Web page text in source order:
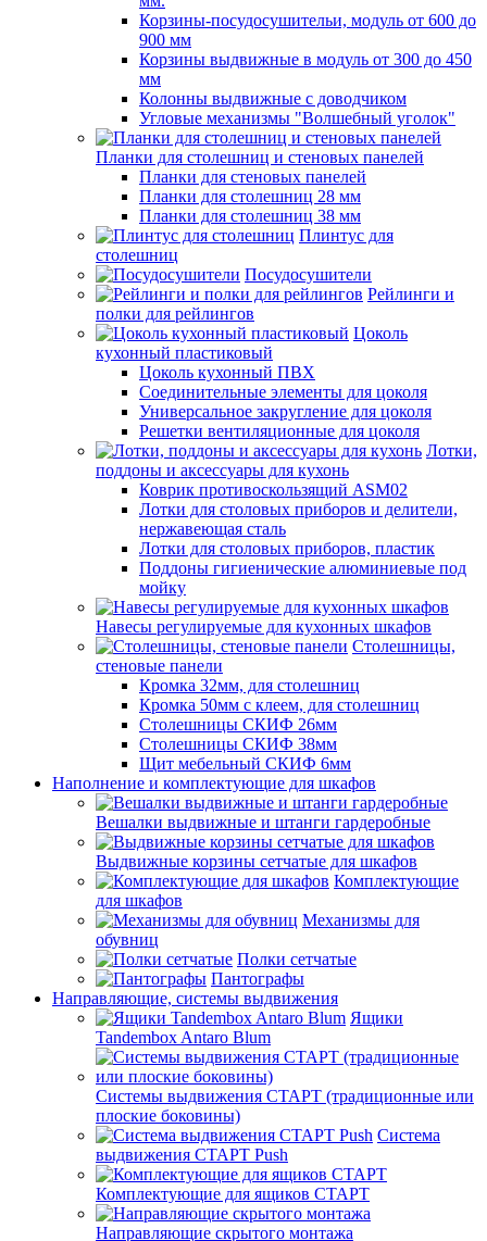
Корзины-посудосушительи, модуль от 600 до
900 мм
Корзины выдвижные в модуль от 300 до 450
мм
Колонны выдвижные с доводчиком
Угловые механизмы "Волшебный уголок"
Планки для столешниц и стеновых панелей
Планки для стеновых панелей
Планки для столешниц 28 мм
Планки для столешниц 38 мм
Плинтус для
столешниц
Посудосушители
Рейлинги и
полки для рейлингов
Цоколь
кухонный пластиковый
Цоколь кухонный ПВХ
Соединительные элементы для цоколя
Универсальное закругление для цоколя
Решетки вентиляционные для цоколя
Лотки,
поддоны и аксессуары для кухонь
Коврик противоскользящий ASM02
Лотки для столовых приборов и делители,
нержавеющая сталь
Лотки для столовых приборов, пластик
Поддоны гигиенические алюминиевые под
мойку
Навесы регулируемые для кухонных шкафов
Столешницы,
стеновые панели
Кромка 32мм, для столешниц
Кромка 50мм с клеем, для столешниц
Столешницы СКИФ 26мм
Столешницы СКИФ 38мм
Щит мебельный СКИФ 6мм
Наполнение и комплектующие для шкафов
Вешалки выдвижные и штанги гардеробные
Выдвижные корзины сетчатые для шкафов
Комплектующие
для шкафов
Механизмы для
обувниц
Полки сетчатые
Пантографы
Направляющие, системы выдвижения
Ящики
Tandembox Antaro Blum
Системы выдвижения СТАРТ (традиционные или
плоские боковины)
Система
выдвижения СТАРТ Push
Комплектующие для ящиков СТАРТ
Направляющие скрытого монтажа